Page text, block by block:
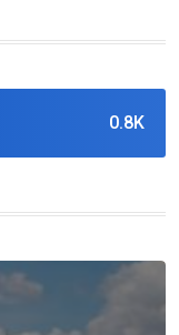
0.8K